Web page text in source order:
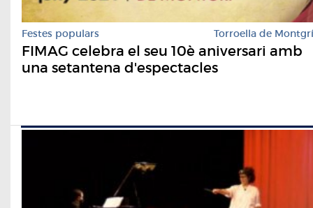
Festes populars Torroella de Montgrí
FIMAG celebra el seu 10è aniversari amb
una setantena d'espectacles